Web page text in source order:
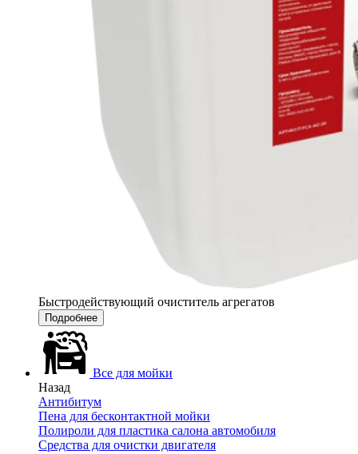
Быстродействующий очиститель агрегатов
Подробнее
Все для мойки
Назад
Антибитум
Пена для бесконтактной мойки
Полироли для пластика салона автомобиля
Средства для очистки двигателя